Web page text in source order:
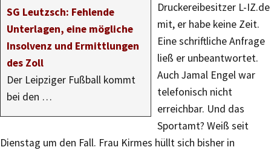
SG Leutzsch: Fehlende
Unterlagen, eine mögliche
Insolvenz und Ermittlungen
des Zoll
Der Leipziger Fußball kommt
bei den …
Druckereibesitzer L-IZ.de
mit, er habe keine Zeit.
Eine schriftliche Anfrage
ließ er unbeantwortet.
Auch Jamal Engel war
telefonisch nicht
erreichbar. Und das
Sportamt? Weiß seit
Dienstag um den Fall. Frau Kirmes hüllt sich bisher in